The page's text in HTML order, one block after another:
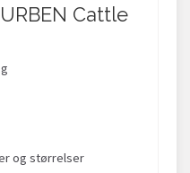
Cattle
og størrelser